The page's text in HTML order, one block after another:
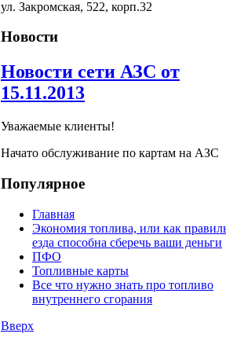
ул. Закромская, 522, корп.32
Новости
Новости сети АЗС от
15.11.2013
Уважаемые клиенты!
Начато обслуживание по картам на АЗС
Популярное
Главная
Экономия топлива, или как
езда способна сберечь ваши деньги
ПФО
Топливные карты
Все что нужно знать про топливо
внутреннего сгорания
Вверх